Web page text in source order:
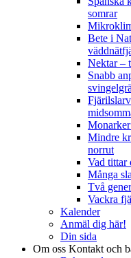
somrar
Bete i
Nektar –
Snabb
Mindre
norrut
Vad tittar
Många
Två
Vackra
Kalender
Anmäl dig här!
Din sida
Om oss Kontakt och